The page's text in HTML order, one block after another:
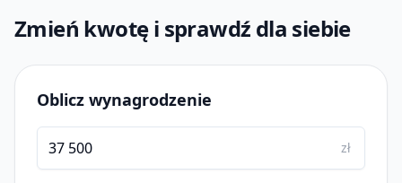
Zmień kwotę i sprawdź dla siebie
Oblicz wynagrodzenie
zł